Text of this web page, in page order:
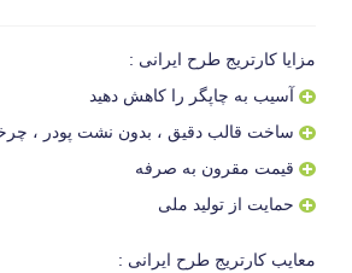
مزایا کارتریج طرح ایرانی :
آسیب به چاپگر را کاهش دهید
ساخت قالب دقیق ، بدون نشت پودر ،
قیمت مقرون به صرفه
حمایت از تولید ملی
معایب کارتریج طرح ایرانی :